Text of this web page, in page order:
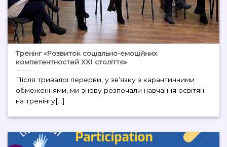
Тренінг «Розвиток соціально-емоційних
компетентностей ХХІ століття»
Після тривалої перерви, у зв’язку з карантинними
обмеженнями, ми знову розпочали навчання освітян
на тренінгу[...]